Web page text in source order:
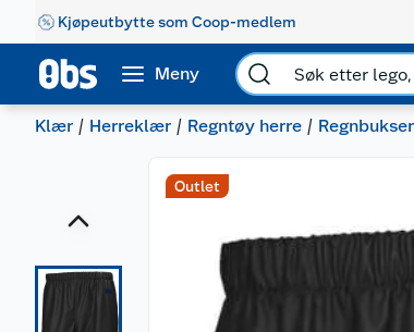
Kjøpeutbytte som Coop-medlem
Meny
Klær Herreklær Regntøy herre
Outlet